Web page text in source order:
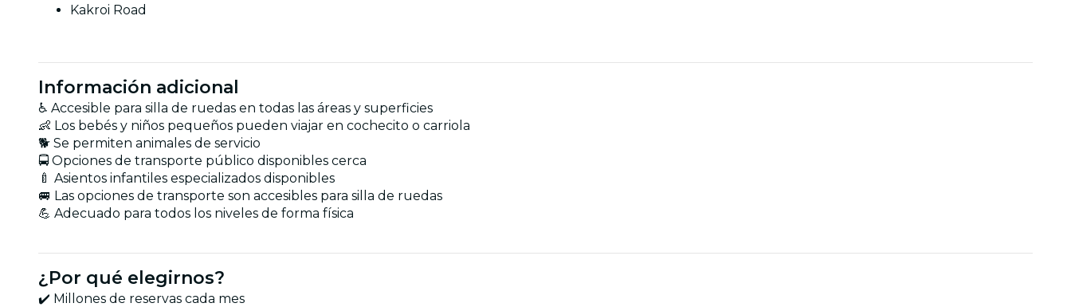
Kakroi Road
Información adicional
♿ Accesible para silla de ruedas en todas las áreas y superficies
👶 Los bebés y niños pequeños pueden viajar en cochecito o carriola
🐕 Se permiten animales de servicio
🚍 Opciones de transporte público disponibles cerca
🍼 Asientos infantiles especializados disponibles
🚐 Las opciones de transporte son accesibles para silla de ruedas
💪 Adecuado para todos los niveles de forma física
¿Por qué elegirnos?
✔️ Millones de reservas cada mes